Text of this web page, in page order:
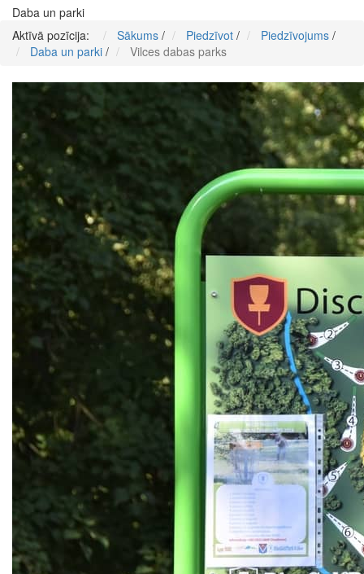
Daba un parki
Aktīvā pozīcija:
Sākums / Piedzīvot / Piedzīvojums /
Daba un parki / Vilces dabas parks